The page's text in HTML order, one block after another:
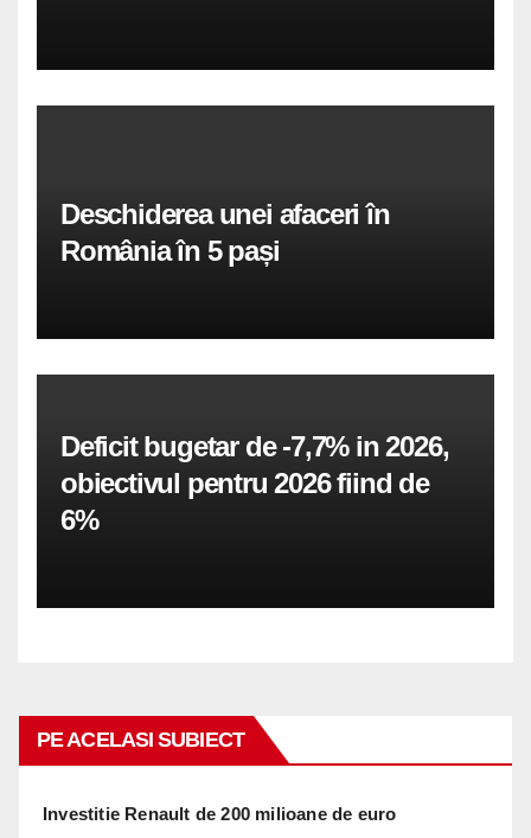
Deschiderea unei afaceri în
România în 5 pași
Deficit bugetar de -7,7% in 2026,
obiectivul pentru 2026 fiind de
6%
PE ACELASI SUBIECT
Investitie Renault de 200 milioane de euro